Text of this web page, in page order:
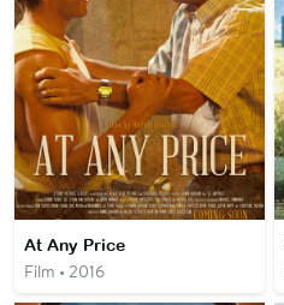
At Any Price
Film • 2016